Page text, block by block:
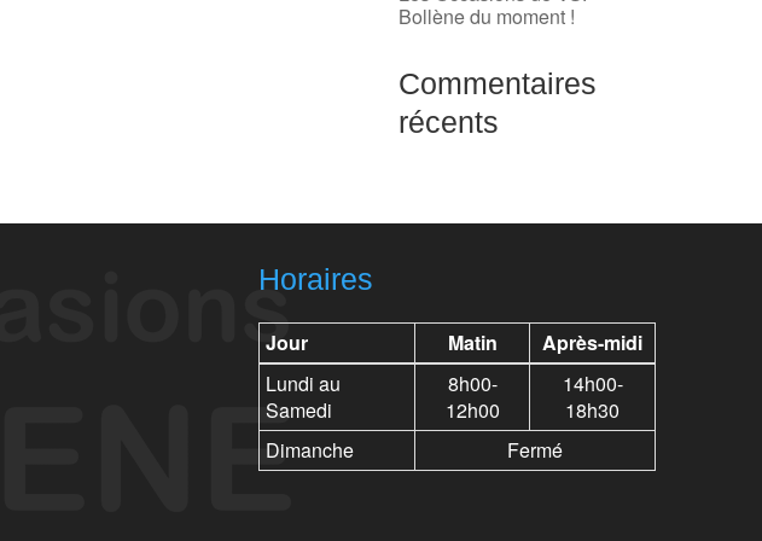
Bollène du moment !
Commentaires
récents
Horaires
Jour Matin
Après-midi
Lundi au
Samedi
8h00-
12h00
14h00-
18h30
Dimanche
Fermé